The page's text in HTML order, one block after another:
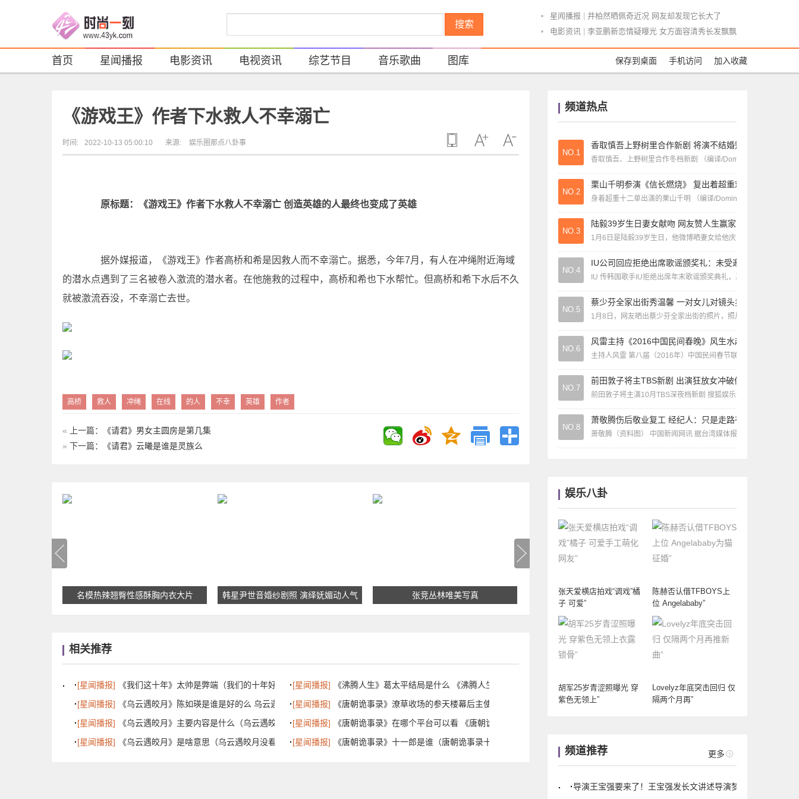
搜索 |
|
首页 星闻播报 电影资讯 电视资讯 综艺节目 音乐歌曲 图库 保存到桌面 手机访问 加入收藏
《游戏王》作者下水救人不幸溺亡
时间: 2022-10-13 05:00:10 来源: 娱乐圈那点八卦事
原标题：《游戏王》作者下水救人不幸溺亡 创造英雄的人最终也变成了英雄
据外媒报道，《游戏王》作者高桥和希是因救人而不幸溺亡。据悉，今年7月，有人在冲绳附近海域
的潜水点遇到了三名被卷入激流的潜水者。在他施救的过程中，高桥和希也下水帮忙。但高桥和希下水后不久
就被激流吞没，不幸溺亡去世。
高桥 救人 冲绳 在线 的人 不幸 英雄 作者
« 上一篇：
《请君》男女主圆房是第几集
» 下一篇： 《请君》云曦是谁是灵族么
名模热辣翘臀性感酥胸内衣大片
韩星尹世音婚纱剧照 演绎妩媚动人气
张竞丛林唯美写真 张馨予接受网易娱乐专访 梅婷谈《推拿》
相关推荐
[星闻播报] 《我们这十年》太帅是弊端（我们的十年好看吗）[星闻播报]
《沸腾人生》葛太平结局是什么 《沸腾人生》葛太
[星闻播报]
《乌云遇皎月》陈如瑛是谁是好的么 乌云遇皎月剧[星闻播报]
《唐朝诡事录》潦草收场的参天楼幕后主使是谁？沙斯
[星闻播报]
《乌云遇皎月》主要内容是什么（乌云遇皎月百度百科
[星闻播报]
《唐朝诡事录》在哪个平台可以看 《唐朝诡事录》
[星闻播报]
《乌云遇皎月》是啥意思（乌云遇皎月没看懂）[星闻播报] 《唐朝诡事录》十一郎是谁（唐朝诡事录十一郎是谁演
频道热点
NO.1
香取慎吾上野树里合作新剧 将演不结婚别扭男女
香取慎吾、上野树里合作冬档新剧 （编译/Domino）TBS冬档新
NO.2
栗山千明参演《信长燃烧》 复出着超重戏服出演
身着超重十二单出演的栗山千明 （编译/Domino）演员栗山千明
NO.3
陆毅39岁生日妻女献吻 网友赞人生赢家
1月6日是陆毅39岁生日，他微博晒妻女给他庆生的照片。只见
NO.4
IU公司回应拒绝出席歌谣颁奖礼：未受邀请
IU 传韩国歌手IU拒绝出席年末歌谣颁奖典礼，其所属经纪公司
NO.5
蔡少芬全家出街秀温馨 一对女儿对镜头卖萌比V
1月8日，网友晒出蔡少芬全家出街的照片，照片中蔡少芬和老公
NO.6
风雷主持《2016中国民间春晚》风生水起
主持人风雷 第八届（2016年）中国民间春节联欢晚会组委会10
NO.7
前田敦子将主TBS新剧 出演狂放女冲破偶像印象
前田敦子将主演10月TBS深夜档新剧 搜狐娱乐讯（编译/Domino
NO.8
萧敬腾伤后敬业复工 经纪人：只是走路有点慢
萧敬腾（资料图） 中国新闻网讯 据台湾媒体报道，20日，萧敬
娱乐八卦
张天爱横店拍戏“调戏”橘
子 可爱”
陈赫否认借TFBOYS上
位 Angelababy”
胡军25岁青涩照曝光 穿
紫色无领上”
Lovelyz年底突击回归 仅
隔两个月再”
频道推荐 更多
导演王宝强要来了！王宝强发长文讲述导演梦